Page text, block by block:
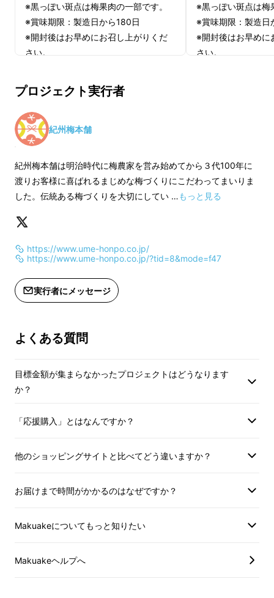
をイメージされる方が多いかと思いますが、私
たちは「料理」でも使える梅シート
を作りまし
た。
お菓子のようにシート自体が小さすぎると用途
ると巻く時に破けやすくなったり、反対に分厚
すぎると扱いづらくなります。様々な料理への
らい小さめの大きさにし、扱いやすい厚さにす
※黒っぽい斑点は梅果肉の一部です。
※賞味期限：製造日から180日
※開封後はお早めにお召し上がりくだ
さい。
れません。
※天然色素を使用していますので光に
よって退色しやすくなっております。
できるだけ冷蔵庫で保管ください。
※使いかけは粘着の強い面を台紙に接
するようにして袋に戻し、ジッパーを
しっかり閉じて冷蔵庫で保管くださ
※黒っぽい斑点は梅
※賞味期限：製造日
※開封後はお早めに
さい。
プロジェクト実行者
紀州梅本舗
紀州梅本舗は明治時代に梅農家を営み始めてから３代100年に
渡りお客様に喜ばれるまじめな梅づくりにこだわってまいりま
した。伝統ある梅づくりを大切にしてい …もっと見る
https://www.ume-honpo.co.jp/
https://www.ume-honpo.co.jp/?tid=8&mode=f47
実行者にメッセージ
よくある質問
目標金額が集まらなかったプロジェクトはどうなります
か？
「応援購入」とはなんですか？
他のショッピングサイトと比べてどう違いますか？
お届けまで時間がかかるのはなぜですか？
Makuakeについてもっと知りたい
Makuakeヘルプへ